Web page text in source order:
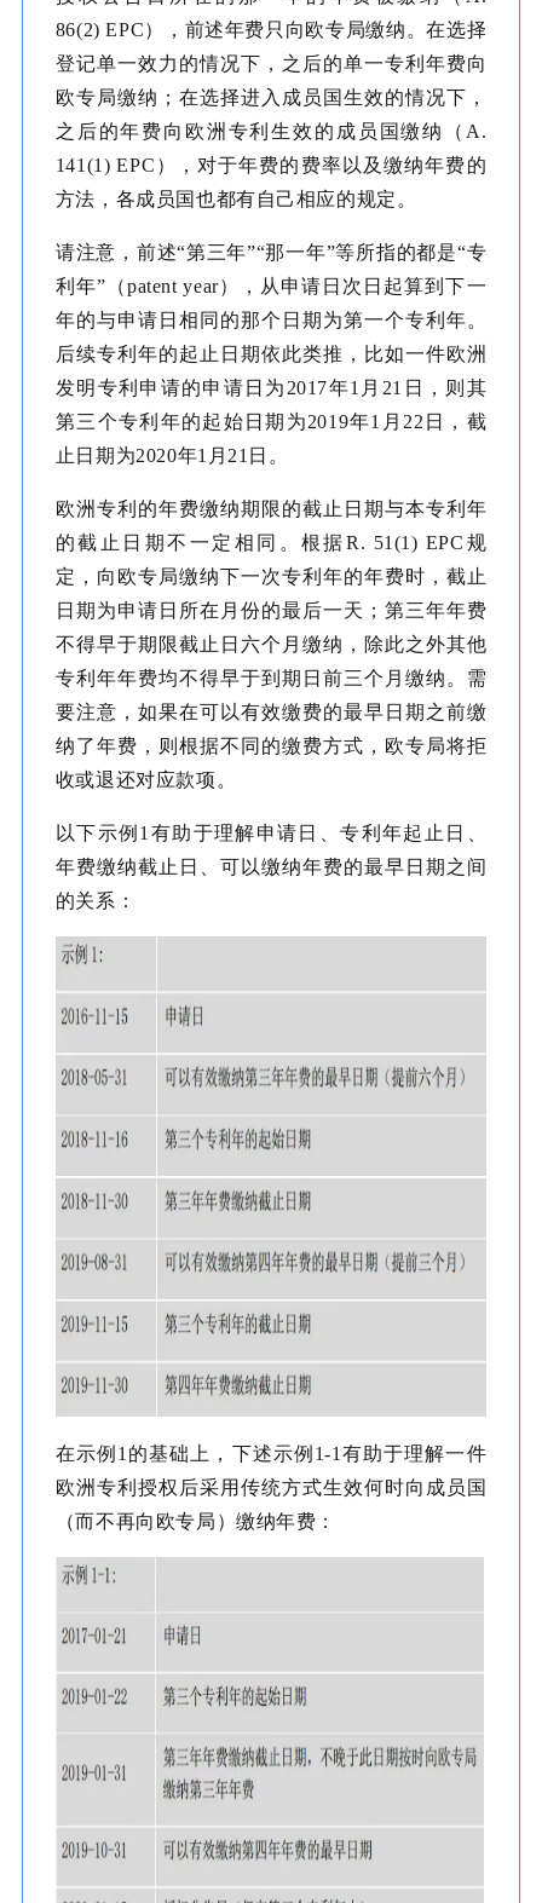
86(2) EPC），前述年费只向欧专局缴纳。在选择
登记单一效力的情况下，之后的单一专利年费向
欧专局缴纳；在选择进入成员国生效的情况下，
之后的年费向欧洲专利生效的成员国缴纳（A.
141(1) EPC），对于年费的费率以及缴纳年费的
方法，各成员国也都有自己相应的规定。
请注意，前述“第三年”“那一年”等所指的都是“专
利年”（patent year），从申请日次日起算到下一
年的与申请日相同的那个日期为第一个专利年。
后续专利年的起止日期依此类推，比如一件欧洲
发明专利申请的申请日为2017年1月21日，则其
第三个专利年的起始日期为2019年1月22日，截
止日期为2020年1月21日。
欧洲专利的年费缴纳期限的截止日期与本专利年
的截止日期不一定相同。根据R. 51(1) EPC规
定，向欧专局缴纳下一次专利年的年费时，截止
日期为申请日所在月份的最后一天；第三年年费
不得早于期限截止日六个月缴纳，除此之外其他
专利年年费均不得早于到期日前三个月缴纳。需
要注意，如果在可以有效缴费的最早日期之前缴
纳了年费，则根据不同的缴费方式，欧专局将拒
收或退还对应款项。
以下示例1有助于理解申请日、专利年起止日、
年费缴纳截止日、可以缴纳年费的最早日期之间
的关系：
在示例1的基础上，下述示例1-1有助于理解一件
欧洲专利授权后采用传统方式生效何时向成员国
（而不再向欧专局）缴纳年费：